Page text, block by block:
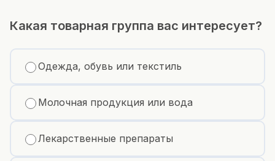
Какая товарная группа вас интересует?
Одежда, обувь или текстиль
Молочная продукция или вода
Лекарственные препараты